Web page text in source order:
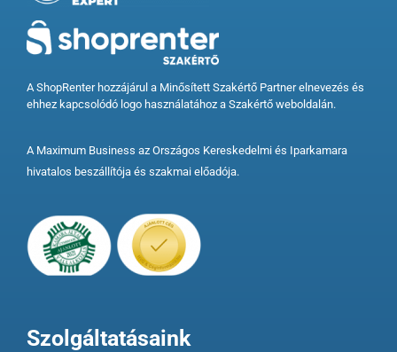
A ShopRenter hozzájárul a Minősített Szakértő Partner elnevezés és
ehhez kapcsolódó logo használatához a Szakértő weboldalán.
A Maximum Business az Országos Kereskedelmi és Iparkamara
hivatalos beszállítója és szakmai előadója.
Szolgáltatásaink